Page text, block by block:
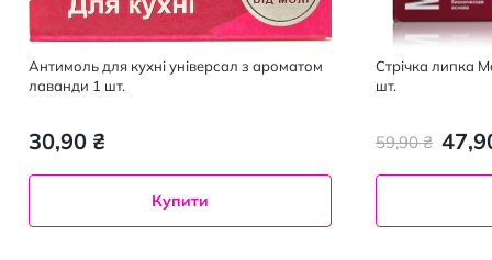
Антимоль для кухні універсал з ароматом
лаванди 1 шт.
30,90 ₴
Купити
Стрічка липка
шт.
59,90 ₴